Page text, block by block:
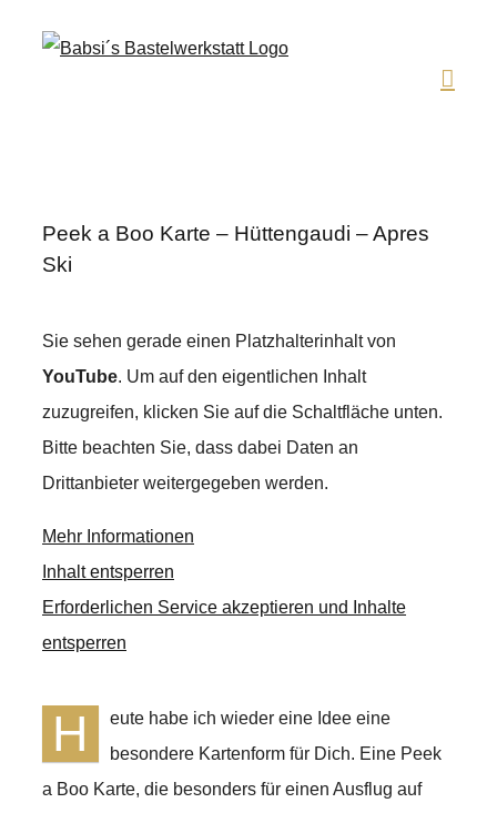
Peek a Boo Karte – Hüttengaudi – Apres
Ski
Sie sehen gerade einen Platzhalterinhalt von
YouTube. Um auf den eigentlichen Inhalt
zuzugreifen, klicken Sie auf die Schaltfläche unten.
Bitte beachten Sie, dass dabei Daten an
Drittanbieter weitergegeben werden.
Mehr Informationen
Inhalt entsperren
Erforderlichen Service akzeptieren und Inhalte
entsperren
H
eute habe ich wieder eine Idee eine
besondere Kartenform für Dich. Eine Peek
a Boo Karte, die besonders für einen Ausflug auf